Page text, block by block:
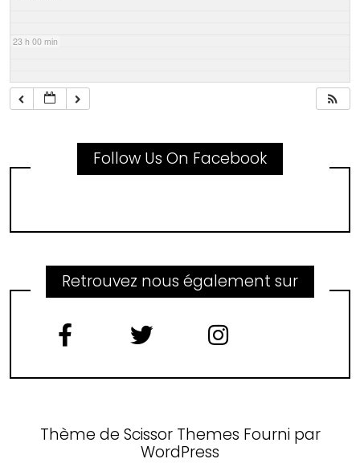
23 h 00 min
Follow Us On Facebook
Retrouvez nous également sur
Thème de Scissor Themes Fourni par
WordPress